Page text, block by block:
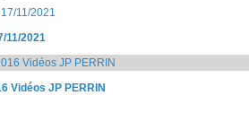
11/2021
Vidéos JP PERRIN